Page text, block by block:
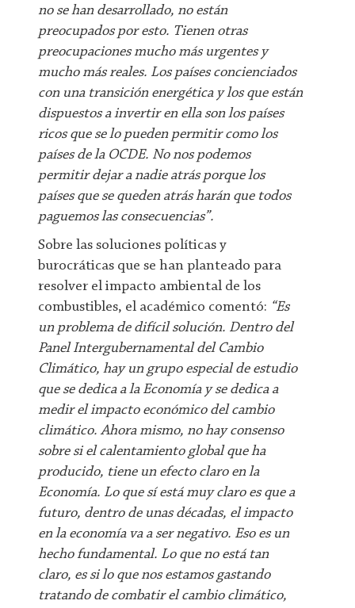
no se han desarrollado, no están
preocupados por esto. Tienen otras
preocupaciones mucho más urgentes y
mucho más reales. Los países concienciados
con una transición energética y los que están
dispuestos a invertir en ella son los países
ricos que se lo pueden permitir como los
países de la OCDE. No nos podemos
permitir dejar a nadie atrás porque los
países que se queden atrás harán que todos
paguemos las consecuencias”.
Sobre las soluciones políticas y
burocráticas que se han planteado para
resolver el impacto ambiental de los
combustibles, el académico comentó: “Es
un problema de difícil solución. Dentro del
Panel Intergubernamental del Cambio
Climático, hay un grupo especial de estudio
que se dedica a la Economía y se dedica a
medir el impacto económico del cambio
climático. Ahora mismo, no hay consenso
sobre si el calentamiento global que ha
producido, tiene un efecto claro en la
Economía. Lo que sí está muy claro es que a
futuro, dentro de unas décadas, el impacto
en la economía va a ser negativo. Eso es un
hecho fundamental. Lo que no está tan
claro, es si lo que nos estamos gastando
tratando de combatir el cambio climático,